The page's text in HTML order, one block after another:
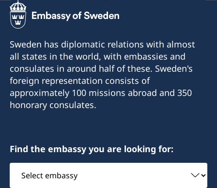
Sweden has diplomatic relations with almost
all states in the world, with embassies and
consulates in around half of these. Sweden's
foreign representation consists of
approximately 100 missions abroad and 350
honorary consulates.
Find the embassy you are looking for:
Select
embassy